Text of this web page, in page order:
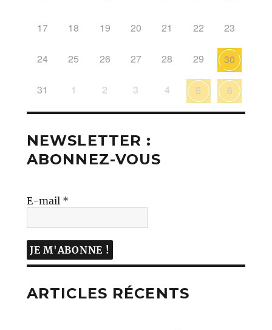
17 18 19 20 21 22 23
24 25 26 27 28 29 30
31 1 2 3 4 5 6
NEWSLETTER :
ABONNEZ-VOUS
E-mail *
ARTICLES RÉCENTS